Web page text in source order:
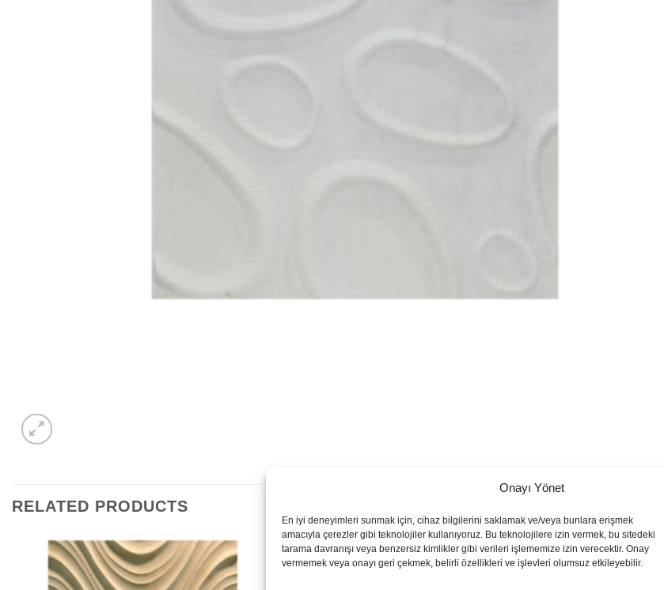
Onayı Yönet
En iyi deneyimleri sunmak için, cihaz bilgilerini saklamak ve/veya bunlara erişmek
amacıyla çerezler gibi teknolojiler kullanıyoruz. Bu teknolojilere izin vermek, bu sitedeki
tarama davranışı veya benzersiz kimlikler gibi verileri işlememize izin verecektir. Onay
vermemek veya onayı geri çekmek, belirli özellikleri ve işlevleri olumsuz etkileyebilir.
RELATED PRODUCTS